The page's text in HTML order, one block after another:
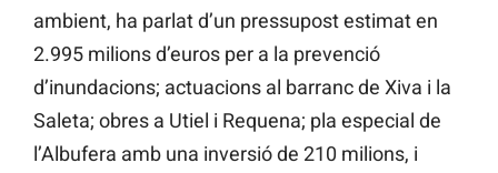
ambient, ha parlat d’un pressupost estimat en
2.995 milions d’euros per a la prevenció
d’inundacions; actuacions al barranc de Xiva i la
Saleta; obres a Utiel i Requena; pla especial de
l’Albufera amb una inversió de 210 milions, i